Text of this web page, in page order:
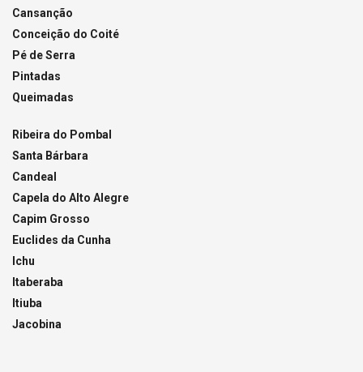
Cansanção
Conceição do Coité
Pé de Serra
Pintadas
Queimadas
Ribeira do Pombal
Santa Bárbara
Candeal
Capela do Alto Alegre
Capim Grosso
Euclides da Cunha
Ichu
Itaberaba
Itiuba
Jacobina